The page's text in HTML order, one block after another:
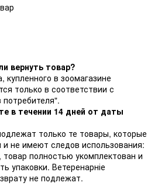
вернуть товар?
в зоомагазине
только в соответствии с
в течении 14 дней от даты
только те товары, которые
не имеют следов использования:
полностью укомплектован и
упаковки. Ветеренарніе
не подлежат.